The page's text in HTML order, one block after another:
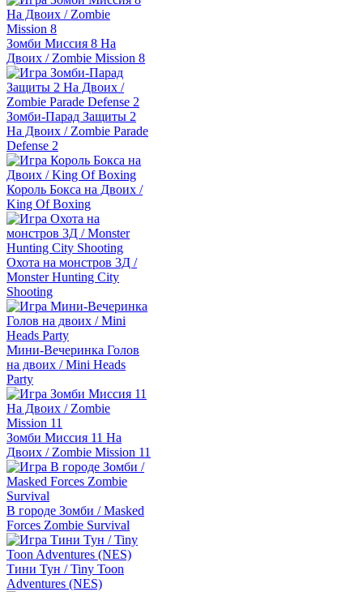
Зомби Миссия 8 На
Двоих / Zombie Mission 8
Зомби-Парад Защиты 2
На Двоих / Zombie Parade
Defense 2
Король Бокса на Двоих /
King Of Boxing
Охота на монстров 3Д /
Monster Hunting City
Shooting
Мини-Вечеринка Голов
на двоих / Mini Heads
Party
Зомби Миссия 11 На
Двоих / Zombie Mission 11
В городе Зомби / Masked
Forces Zombie Survival
Тини Тун / Tiny Toon
Adventures (NES)